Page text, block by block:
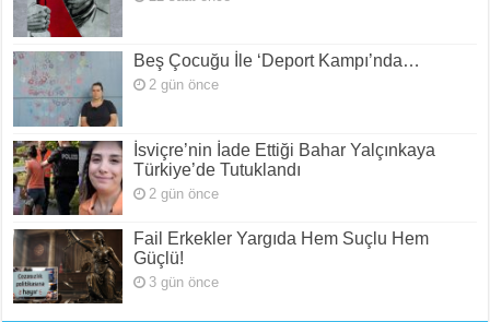
Beş Çocuğu İle ‘Deport Kampı’nda…
2 gün önce
İsviçre’nin İade Ettiği Bahar Yalçınkaya
Türkiye’de Tutuklandı
2 gün önce
Fail Erkekler Yargıda Hem Suçlu Hem
Güçlü!
3 gün önce